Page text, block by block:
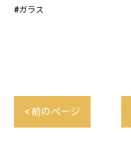
#ガラス
< 前のページ